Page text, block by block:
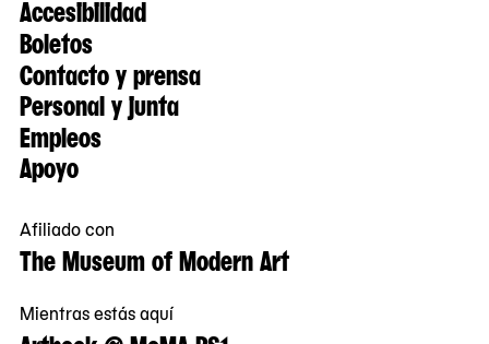
Accesibilidad
Boletos
Contacto y prensa
Personal y junta
Empleos
Apoyo
Afiliado con
The Museum of Modern Art
Mientras estás aquí